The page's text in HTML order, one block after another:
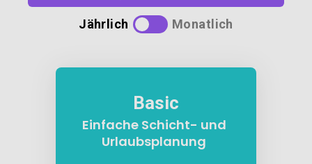
Jährlich Monatlich
Basic
Einfache Schicht- und
Urlaubsplanung